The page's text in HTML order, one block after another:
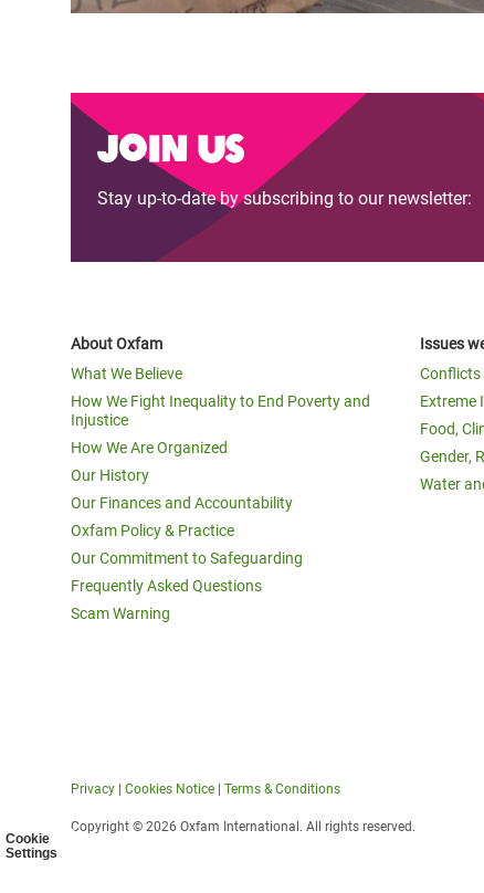
Cookie
Settings
Join us
Stay up-to-date by subscribing to our newsletter:
About Oxfam
What We Believe
How We Fight Inequality to End Poverty and
Injustice
How We Are Organized
Our History
Our Finances and Accountability
Oxfam Policy & Practice
Our Commitment to Safeguarding
Frequently Asked Questions
Scam Warning
Issues
Conflicts
Extreme
Food,
Gender,
Water
Privacy Cookies Notice Terms & Conditions
Copyright © 2026 Oxfam International. All rights reserved.